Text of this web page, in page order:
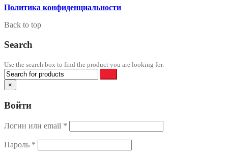
Политика конфиденциальности
Back to top
Search
Use the search box to find the product you are looking for.
×
Войти
Логин или email *
Пароль *